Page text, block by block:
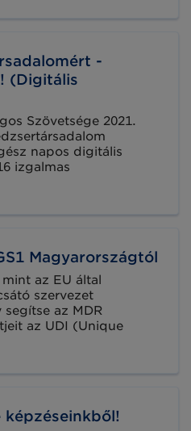
-
(Digitális
Szövetsége 2021.
napos digitális
izgalmas
mint 60, a saját
előadóval
Magyarországtól
az EU által
szervezet
az MDR
az UDI (Unique
Ezért
UDI témájú
képzéseinkből!